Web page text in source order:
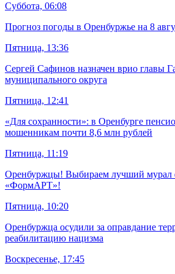
Суббота, 06:08
Прогноз погоды в Оренбуржье на 8
Пятница, 13:36
Сергей Сафинов назначен врио главы
муниципального округа
Пятница, 12:41
«Для сохранности»: в Оренбурге
мошенникам почти 8,6 млн рублей
Пятница, 11:19
Оренбуржцы! Выбираем лучший мурал
«ФормАРТ»!
Пятница, 10:20
Оренбуржца осудили за оправдание
реабилитацию нацизма
Воскресенье, 17:45